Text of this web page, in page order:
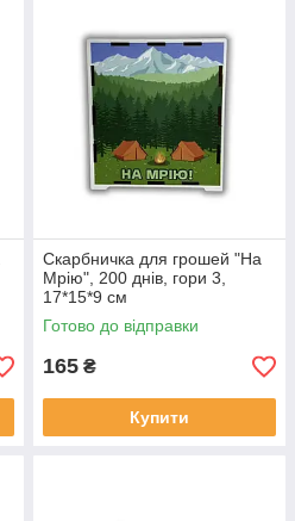
Скарбничка для грошей "На
Мрію", 200 днів, гори 3,
17*15*9 см
Готово до відправки
165 ₴
Купити